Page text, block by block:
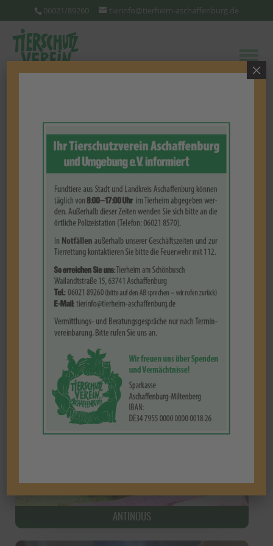
06021/89260 tierinfo@tierheim-aschaffenburg.de
Unsere Kaninchen auf einen
Beachten Sie bitte, dass nicht alle unsere Tiere online
zu sehen sind. Vereinbaren Sie gerne einen
Vermittlungstermin bei uns - wir freuen uns auf Sie!
Tierart auswählen
ANTINOUS
×